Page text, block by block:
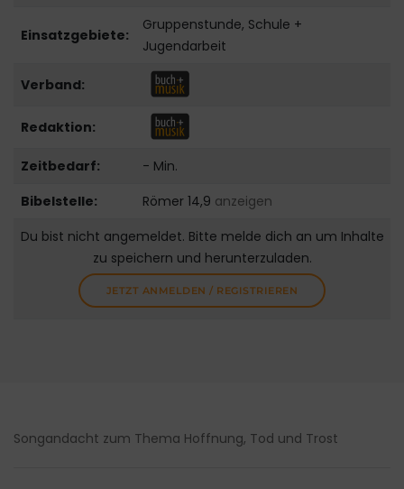
Einsatzgebiete:
Gruppenstunde, Schule +
Jugendarbeit
Verband:
Redaktion:
Zeitbedarf:
- Min.
Bibelstelle:
Römer 14,9 anzeigen
Du bist nicht angemeldet. Bitte melde dich an um Inhalte
zu speichern und herunterzuladen.
JETZT ANMELDEN / REGISTRIEREN
Songandacht zum Thema Hoffnung, Tod und Trost